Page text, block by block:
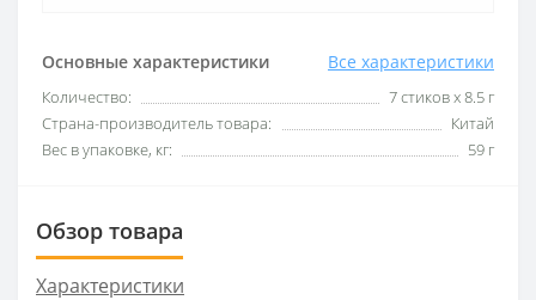
Основные характеристики Все характеристики
Количество:
7 стиков х 8.5 г
Страна-производитель товара:
Китай
Вес в упаковке, кг:
59 г
Обзор товара
Характеристики